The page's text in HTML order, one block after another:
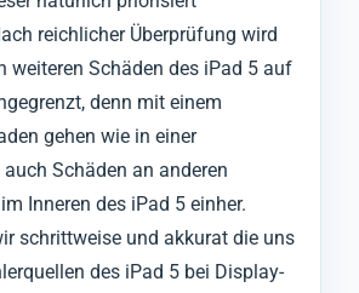
reichlicher Überprüfung wird
weiteren Schäden des iPad 5 auf
denn mit einem
gehen wie in einer
Schäden an anderen
Inneren des iPad 5 einher.
schrittweise und akkurat die uns
des iPad 5 bei Display-